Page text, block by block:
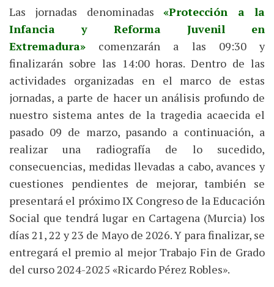
Las jornadas denominadas«Protección a la
Infancia y Reforma Juvenil en
Extremadura» comenzarán a las 09:30 y
finalizarán sobre las 14:00 horas. Dentro de las
actividades organizadas en el marco de estas
jornadas, a parte de hacer un análisis profundo de
nuestro sistema antes de la tragedia acaecida el
pasado 09 de marzo, pasando a continuación, a
realizar una radiografía de lo sucedido,
consecuencias, medidas llevadas a cabo, avances y
cuestiones pendientes de mejorar, también se
presentará el próximo IX Congreso de la Educación
Social que tendrá lugar en Cartagena (Murcia) los
días 21, 22 y 23 de Mayo de 2026. Y para finalizar, se
entregará el premio al mejor Trabajo Fin de Grado
del curso 2024-2025 «Ricardo Pérez Robles».